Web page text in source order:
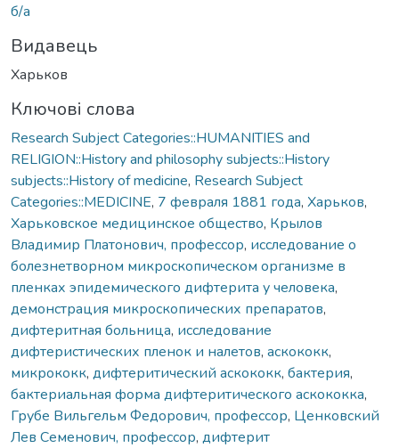
б/а
Видавець
Харьков
Ключові слова
Research Subject Categories::HUMANITIES and
RELIGION::History and philosophy subjects::History
subjects::History of medicine, Research Subject
Categories::MEDICINE, 7 февраля 1881 года, Харьков,
Харьковское медицинское общество, Крылов
Владимир Платонович, профессор, исследование о
болезнетворном микроскопическом организме в
пленках эпидемического дифтерита у человека,
демонстрация микроскопических препаратов,
дифтеритная больница, исследование
дифтеристических пленок и налетов, аскококк,
микрококк, дифтеритический аскококк, бактерия,
бактериальная форма дифтеритического аскококка,
Грубе Вильгельм Федорович, профессор, Ценковский
Лев Семенович, профессор, дифтерит